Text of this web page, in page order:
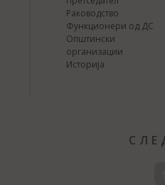
Раководство
Функционери од ДС
Општински
организации
Историја